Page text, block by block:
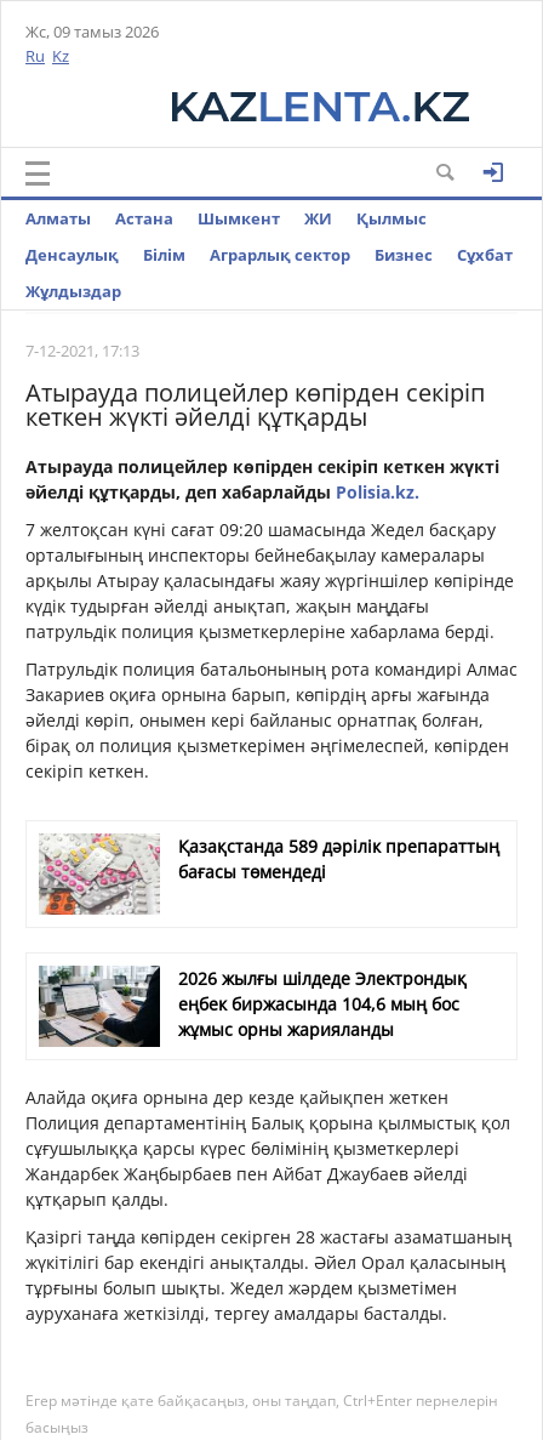
Жс, 09 тамыз 2026
Ru Kz
Алматы Астана Шымкент ЖИ
Қылмыс
Денсаулық
Білім Аграрлық сектор Бизнес
Cұхбат
Жұлдыздар
7-12-2021, 17:13
Атырауда полицейлер көпірден секіріп
кеткен жүкті әйелді құтқарды
Атырауда полицейлер көпірден секіріп кеткен жүкті
әйелді құтқарды, деп хабарлайды Polisia.kz.
7 желтоқсан күні сағат 09:20 шамасында Жедел басқару
орталығының инспекторы бейнебақылау камералары
арқылы Атырау қаласындағы жаяу жүргіншілер көпірінде
күдік тудырған әйелді анықтап, жақын маңдағы
патрульдік полиция қызметкерлеріне хабарлама берді.
Патрульдік полиция батальонының рота командирі Алмас
Закариев оқиға орнына барып, көпірдің арғы жағында
әйелді көріп, онымен кері байланыс орнатпақ болған,
бірақ ол полиция қызметкерімен әңгімелеспей, көпірден
секіріп кеткен.
Қазақстанда 589 дәрілік препараттың
бағасы төмендеді
2026 жылғы шілдеде Электрондық
еңбек биржасында 104,6 мың бос
жұмыс орны жарияланды
Алайда оқиға орнына дер кезде қайықпен жеткен
Полиция департаментінің Балық қорына қылмыстық қол
сұғушылыққа қарсы күрес бөлімінің қызметкерлері
Жандарбек Жаңбырбаев пен Айбат Джаубаев әйелді
құтқарып қалды.
Қазіргі таңда көпірден секірген 28 жастағы азаматшаның
жүкітілігі бар екендігі анықталды. Әйел Орал қаласының
тұрғыны болып шықты. Жедел жәрдем қызметімен
ауруханаға жеткізілді, тергеу амалдары басталды.
Егер мәтінде қате байқасаңыз, оны таңдап, Ctrl+Enter пернелерін
басыңыз